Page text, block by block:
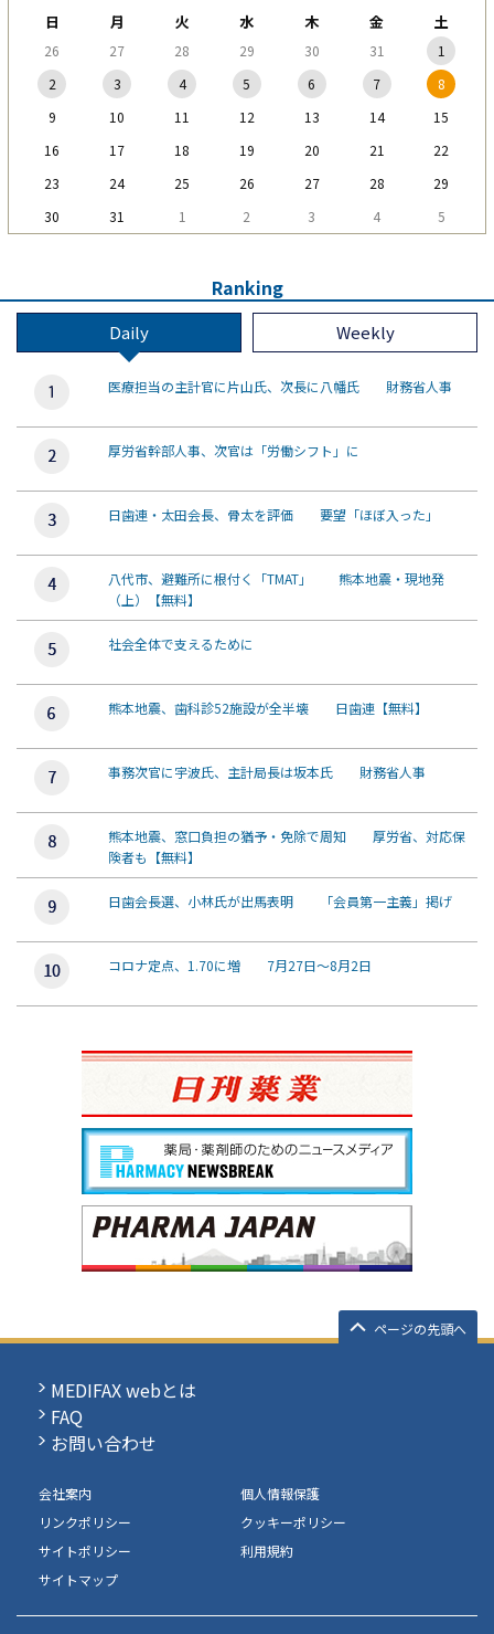
日 月 火 水 木 金 土
26 27 28 29 30 31
1
2
3 4 5 6 7
8
9
10 11 12 13 14
15
16
17 18 19 20 21
22
23
24 25 26 27 28
29
30
31 1 2 3 4 5
Ranking
Daily Weekly
医療担当の主計官に片山氏、次長に八幡氏 財務省人事
厚労省幹部人事、次官は「労働シフト」に
日歯連・太田会長、骨太を評価 要望「ほぼ入った」
八代市、避難所に根付く「TMAT」 熊本地震・現地発
（上）【無料】
社会全体で支えるために
熊本地震、歯科診52施設が全半壊 日歯連【無料】
事務次官に宇波氏、主計局長は坂本氏 財務省人事
熊本地震、窓口負担の猶予・免除で周知 厚労省、対応保
険者も【無料】
日歯会長選、小林氏が出馬表明 「会員第一主義」掲げ
コロナ定点、1.70に増 7月27日～8月2日
ページの先頭へ
MEDIFAX webとは
FAQ
お問い合わせ
会社案内
個人情報保護
リンクポリシー
クッキーポリシー
サイトポリシー
利用規約
サイトマップ